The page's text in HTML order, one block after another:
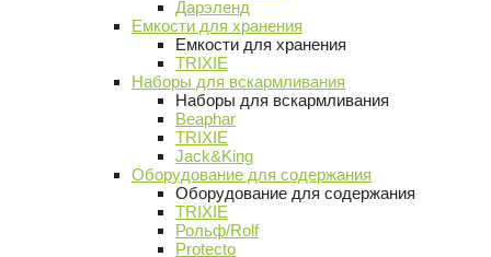
Дарэленд
Емкости для хранения
Емкости для хранения
TRIXIE
Наборы для вскармливания
Наборы для вскармливания
Beaphar
TRIXIE
Jack&King
Оборудование для содержания
Оборудование для содержания
TRIXIE
Рольф/Rolf
Protecto